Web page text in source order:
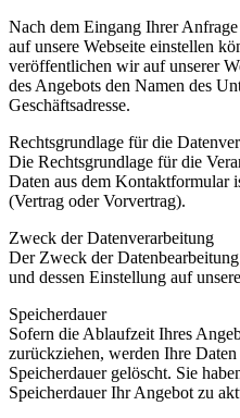
Nach dem Eingang Ihrer
auf unsere Webseite einstellen
veröffentlichen wir auf unserer
des Angebots den Namen des
Geschäftsadresse.
Rechtsgrundlage für die
Die Rechtsgrundlage für die
Daten aus dem
(Vertrag oder Vorvertrag).
Zweck der Datenverarbeitung
Der Zweck der
und dessen Einstellung auf
Speicherdauer
Sofern die Ablaufzeit Ihres
zurückziehen, werden Ihre
Speicherdauer gelöscht. Sie
Speicherdauer Ihr Angebot zu